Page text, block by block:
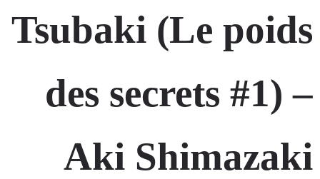
Tsubaki (Le poids
des secrets #1) –
Aki Shimazaki